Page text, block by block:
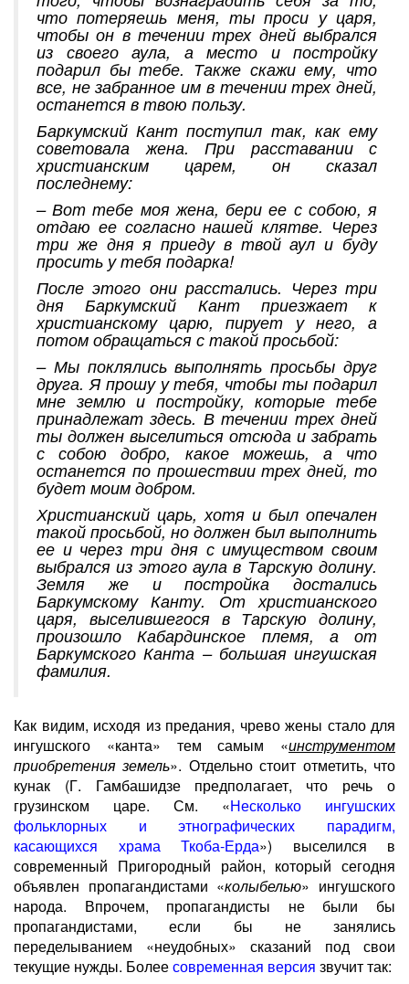
что потеряешь меня, ты проси у царя,
чтобы он в течении трех дней выбрался
из своего аула, а место и постройку
подарил бы тебе. Также скажи ему, что
все, не забранное им в течении трех дней,
останется в твою пользу.
Баркумский Кант поступил так, как ему
советовала жена. При расставании с
христианским царем, он сказал
последнему:
– Вот тебе моя жена, бери ее с собою, я
отдаю ее согласно нашей клятве. Через
три же дня я приеду в твой аул и буду
просить у тебя подарка!
После этого они расстались. Через три
дня Баркумский Кант приезжает к
христианскому царю, пирует у него, а
потом обращаться с такой просьбой:
– Мы поклялись выполнять просьбы друг
друга. Я прошу у тебя, чтобы ты подарил
мне землю и постройку, которые тебе
принадлежат здесь. В течении трех дней
ты должен выселиться отсюда и забрать
с собою добро, какое можешь, а что
останется по прошествии трех дней, то
будет моим добром.
Христианский царь, хотя и был опечален
такой просьбой, но должен был выполнить
ее и через три дня с имуществом своим
выбрался из этого аула в Тарскую долину.
Земля же и постройка достались
Баркумскому Канту. От христианского
царя, выселившегося в Тарскую долину,
произошло Кабардинское племя, а от
Баркумского Канта – большая ингушская
фамилия.
Как видим, исходя из предания, чрево жены стало для
ингушского «канта» тем самым «инструментом
приобретения земель». Отдельно стоит отметить, что
кунак (Г. Гамбашидзе предполагает, что речь о
грузинском царе. См. «Несколько ингушских
фольклорных и этнографических парадигм,
касающихся храма Ткоба-Ерда») выселился в
современный Пригородный район, который сегодня
объявлен пропагандистами «колыбелью» ингушского
народа. Впрочем, пропагандисты не были бы
пропагандистами, если бы не занялись
переделыванием «неудобных» сказаний под свои
текущие нужды. Болеесовременная версия звучит так: